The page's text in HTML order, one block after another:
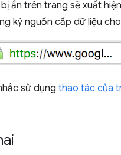
ẩn trên trang sẽ xuất
ký nguồn cấp dữ liệu
sử dụng thao tác của